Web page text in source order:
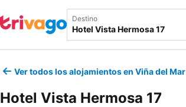
Destino
Ver todos los alojamientos en Viña del Mar
Hotel Vista Hermosa 17